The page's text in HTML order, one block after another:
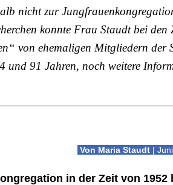
nicht zur
konnte Frau Staudt bei den
von ehemaligen Mitgliedern der
und 91 Jahren, noch weitere
Von Maria Staudt|
in der Zeit von 1952